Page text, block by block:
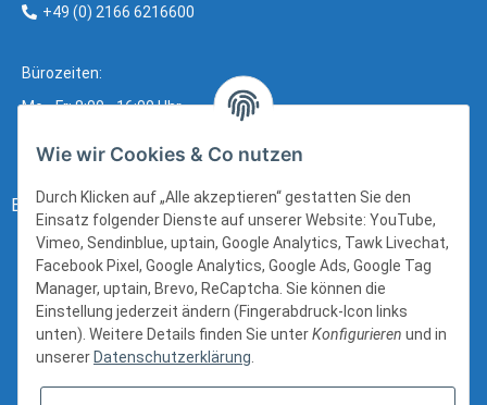
+49 (0) 2166 6216600
Bürozeiten:
Mo - Fr: 8:00 - 16:00 Uhr
Bezahlung:
Wie wir Cookies & Co nutzen
Durch Klicken auf „Alle akzeptieren“ gestatten Sie den
Einsatz folgender Dienste auf unserer Website: YouTube,
Vimeo, Sendinblue, uptain, Google Analytics, Tawk Livechat,
Facebook Pixel, Google Analytics, Google Ads, Google Tag
Manager, uptain, Brevo, ReCaptcha. Sie können die
Einstellung jederzeit ändern (Fingerabdruck-Icon links
unten). Weitere Details finden Sie unterKonfigurieren und in
unserer Datenschutzerklärung.